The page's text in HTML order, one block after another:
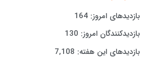
بازدیدهای امروز:164
بازدیدکنندگان امروز: 130
بازدیدهای این هفته: 7,108